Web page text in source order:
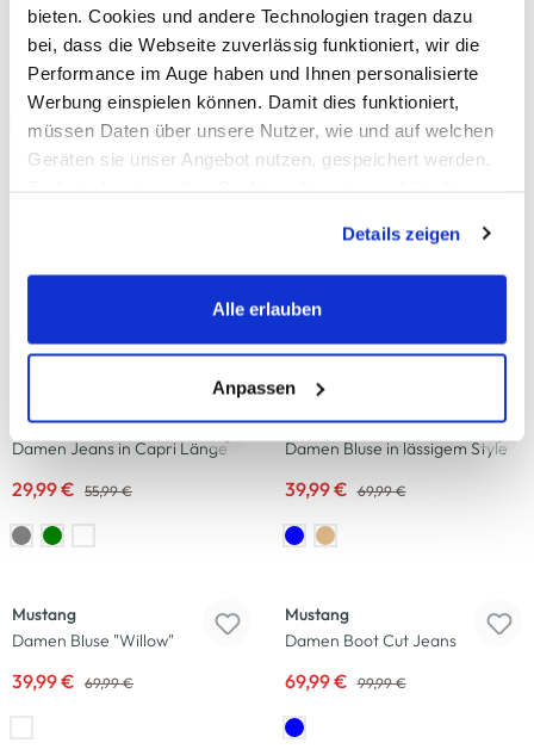
bieten. Cookies und andere Technologien tragen dazu
bei, dass die Webseite zuverlässig funktioniert, wir die
Performance im Auge haben und Ihnen personalisierte
Werbung einspielen können. Damit dies funktioniert,
müssen Daten über unsere Nutzer, wie und auf welchen
Geräten sie unser Angebot nutzen, gespeichert werden.
werden, werden bei der Nutzung der Webseite auf jeden
Fall gesetzt. Cookies von Drittanbietern für Analyse- oder
Trackingzwecke werden nur dann aktiviert, wenn Sie das
erlauben" bzw. "Alle erlauben" klicken. Mehr dazu
(einschließlich der Möglichkeit, die Einwilligungserklärung
zu ändern oder zu widerrufen) erfahren Sie in unserem
Cookie-Hinweisbzw. derDatenschutzerklärung.
Details zeigen
Alle erlauben
Anpassen
Mustang
Damen Shorts in legerm Style
29,99 € 49,99 €
Mustang
Damen Gürtel 35mm breit
29,95 €
+1 weitere
Damen Ledergürtel mit
35,95 €
Mustang
Damen Jeans in Capri Länge
29,99 € 55,99 €
Mustang
Damen Bluse in lässigem Style
39,99 € 69,99 €
Mustang
Damen Bluse "Willow"
39,99 € 69,99 €
Mustang
Damen Boot Cut Jeans
69,99 € 99,99 €